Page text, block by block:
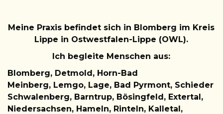
Meine Praxis befindet sich in Blomberg im Kreis
Lippe in Ostwestfalen-Lippe (OWL).
Ich begleite Menschen aus:
Blomberg, Detmold, Horn-Bad
Meinberg, Lemgo, Lage, Bad Pyrmont, Schieder
Schwalenberg, Barntrup, Bösingfeld, Extertal,
Niedersachsen, Hameln, Rinteln, Kalletal,